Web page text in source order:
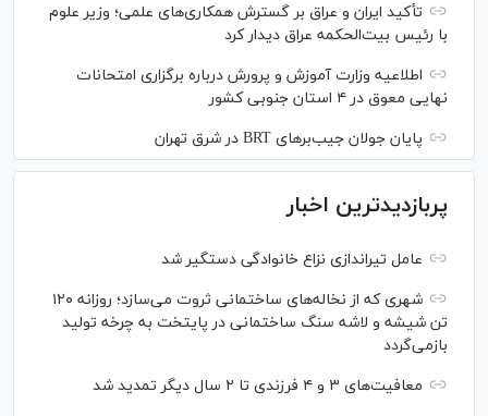
تأکید ایران و عراق بر گسترش همکاری‌های علمی؛ وزیر علوم
با رئیس بیت‌الحکمه عراق دیدار کرد
اطلاعیه وزارت آموزش و پرورش درباره برگزاری امتحانات
نهایی معوق در ۴ استان جنوبی کشور
پایان جولان جیب‌بر‌های BRT در شرق تهران
پربازدیدترین اخبار
عامل تیراندازی نزاع خانوادگی دستگیر شد
شهری که از نخاله‌های ساختمانی ثروت می‌سازد؛ روزانه ۱۲۰
تن شیشه و لاشه سنگ ساختمانی در پایتخت به چرخه تولید
بازمی‌گردد
معافیت‌های ۳ و ۴ فرزندی تا ۲ سال دیگر تمدید شد